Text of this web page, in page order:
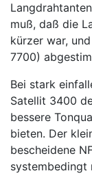
muß, daß die
kürzer war,
7700)
Bei stark
Satellit 3400
bessere
bieten. Der
bescheidene
systembedingt